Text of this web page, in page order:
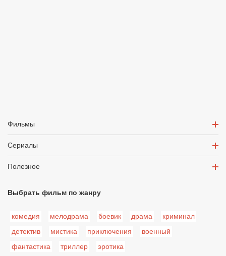
Фильмы
Сериалы
Полезное
Выбрать фильм по жанру
комедия мелодрама боевик драма
криминал
детектив
мистика приключения
военный
фантастика
триллер эротика